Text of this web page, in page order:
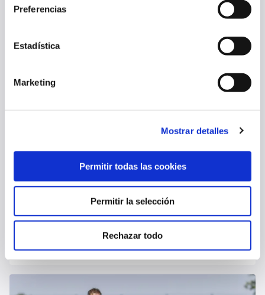
Preferencias
Estadística
Marketing
Mostrar detalles
Permitir todas las cookies
Permitir la selección
Rechazar todo
OSASUNA SE EJERCITA TRAS ENFRENTARSE AL NAPOLI
06 ago. 2026
OSASUNA CAE ANTE EL NAPOLI EN EL CUARTO AMISTOSO (2-1)
PRIMER EQUIPO 05 ago. 2026